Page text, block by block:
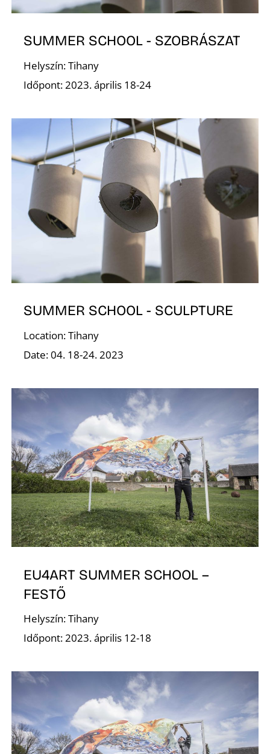
SUMMER SCHOOL - SZOBRÁSZAT
Helyszín: Tihany
Időpont: 2023. április 18-24
SUMMER SCHOOL - SCULPTURE
Location: Tihany
Date: 04. 18-24. 2023
EU4ART SUMMER SCHOOL –
FESTŐ
Helyszín: Tihany
Időpont: 2023. április 12-18